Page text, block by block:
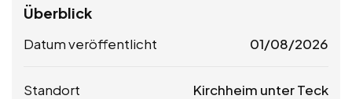
Überblick
Datum veröffentlicht 01/08/2026
Standort Kirchheim unter Teck